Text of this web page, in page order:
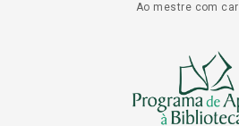
Ao mestre com